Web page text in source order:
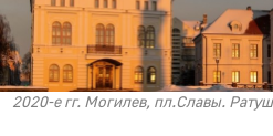
2020-е гг. Могилев, пл.Славы.